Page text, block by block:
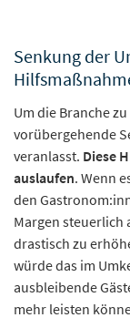
Senkung der
Um die Branche
vorübergehende
veranlasst. Diese
auslaufen. Wenn
den
Margen steuerlich
drastisch zu
würde das im
ausbleibende
mehr leisten